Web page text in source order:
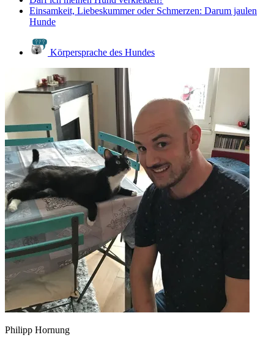
Einsamkeit, Liebeskummer oder Schmerzen: Darum jaulen
Hunde
Körpersprache des Hundes
Philipp Hornung